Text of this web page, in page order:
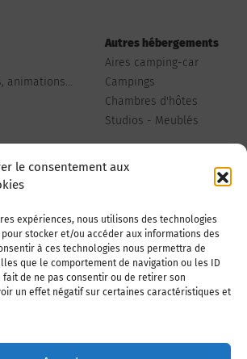
le consentement aux
expériences, nous utilisons des technologies
stocker et/ou accéder aux informations des
à ces technologies nous permettra de
que le comportement de navigation ou les ID
fait de ne pas consentir ou de retirer son
un effet négatif sur certaines caractéristiques et
animations...
Autres hébergements
Aires camping-car
Campings
Chambres d'hôtes
Studios - Meublés
Publiez votre annonce
Nous contacter